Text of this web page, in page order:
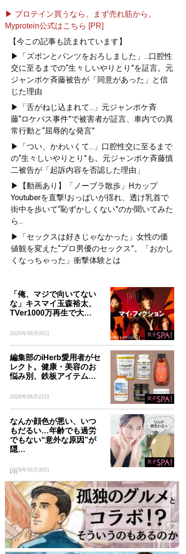
▶ プロテイン買うなら、まず売れ筋から。
Myprotein公式はこちら [PR]
【今この記事も読まれています】
▶「ズボンとパンツをおろしました」...口腔性
交に至るまでの“生々しいやりとり”を証言。元
ジャンポケ斉藤被告が「同意があった」と信
じた理由
▶「舌がねじ込まれて...」元ジャンポケ斉
藤“ロケバス事件”で被害者が証言、車内での異
常行動と“屈辱的な発言”
▶「つい、かわいくて...」口腔性交に至るまで
の“生々しいやりとり”も。元ジャンポケ斉藤慎
二被告が「起訴内容を否認した理由」
▶【動画あり】「ノーブラ散歩」Hカップ
Youtuberを直撃!おっぱいが揺れ、透け乳首で
街中を歩いて“恥ずかしくない”のか聞いてみた
ら...
▶「セックスは好きじゃなかった」女性の価
値観を変えた“プロ男優のセックス”。「おかし
くなっちゃった」衝撃体験とは
「俺、マジで向いてない
な」キスマイ玉森裕太、
TVer1000万再生で大…
2026年08月05日
編集部のiHerb愛用者がセ
レクト。健康・美容のお
悩み別、鉄板アイテム…
2026年06月22日
なんか顔色が悪い、いつ
もだるい…年齢でも過労
でもない“意外な原因”が
隠…
2026年06月30日
PR